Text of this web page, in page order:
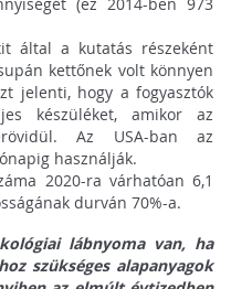
által a kutatás részeként
kettőnek volt könnyen
jelenti, hogy a fogyasztók
készüléket, amikor az
Az USA-ban az
használják.
2020-ra várhatóan 6,1
durván 70%-a.
lábnyoma van, ha
szükséges alapanyagok